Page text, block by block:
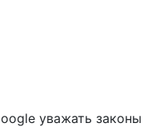
уважать